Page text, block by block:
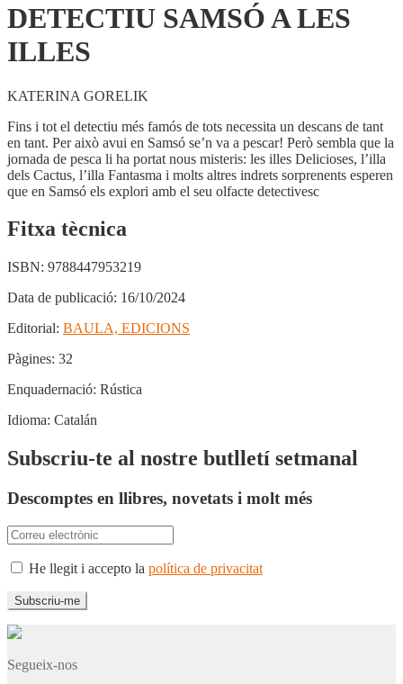
DETECTIU SAMSÓ A LES
ILLES
KATERINA GORELIK
Fins i tot el detectiu més famós de tots necessita un descans de tant
en tant. Per això avui en Samsó se’n va a pescar! Però sembla que la
jornada de pesca li ha portat nous misteris: les illes Delicioses, l’illa
dels Cactus, l’illa Fantasma i molts altres indrets sorprenents esperen
que en Samsó els explori amb el seu olfacte detectivesc
Fitxa tècnica
ISBN: 9788447953219
Data de publicació: 16/10/2024
Editorial: BAULA, EDICIONS
Pàgines: 32
Enquadernació: Rústica
Idioma: Catalán
Subscriu-te al nostre butlletí setmanal
Descomptes en llibres, novetats i molt més
He llegit i accepto la política de privacitat
Segueix-nos